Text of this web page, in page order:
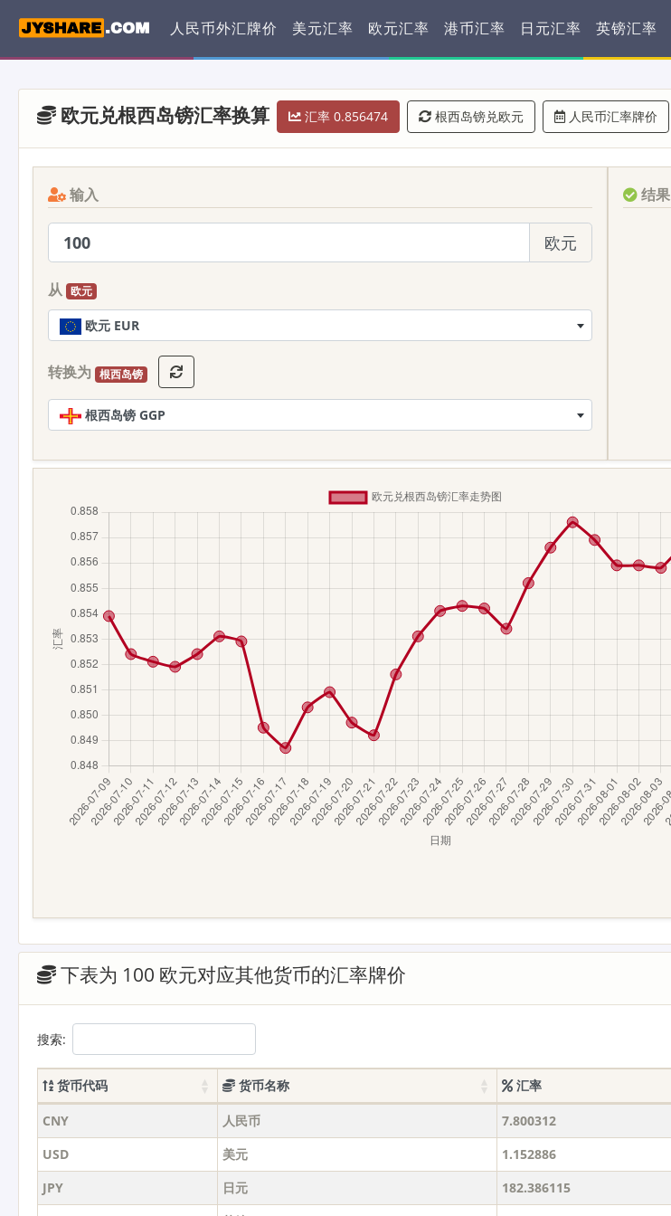
人民币外汇牌价 美元汇率 欧元汇率 港币汇率 日元汇率 英镑汇率
欧元兑根西岛镑汇率换算 汇率 0.856474 根西岛镑兑欧元 人民币汇率牌价
输入
欧元
从 欧元
欧元 EUR
转换为 根西岛镑
根西岛镑 GGP
结果
下表为 100 欧元对应其他货币的汇率牌价
搜索:
货币代码 货币名称 汇率
CNY 人民币 7.800312
USD
美元 1.152886
JPY
日元 182.386115